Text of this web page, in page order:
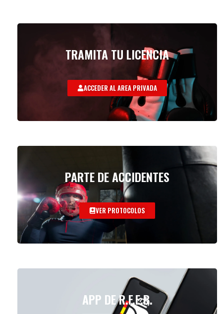
TRAMITA TU LICENCIA
ACCEDER AL AREA PRIVADA
PARTE DE ACCIDENTES
VER PROTOCOLOS
APP DE R.F.E.B.